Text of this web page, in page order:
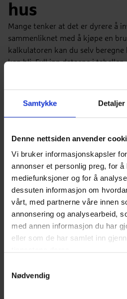
Samtykke Detaljer
Denne nettsiden anvender
Vi bruker informasjonskapsler
annonser et personlig preg, for
mediefunksjoner og for å
dessuten informasjon om
vårt, med partnerne våre innen
annonsering og analysearbeid,
med annen informasjon du har
eller som de har samlet inn
Nødvendig
hus
Mange tenker at det er dyrere å
sammenliknet med å kjøpe en
kalkulatoren kan du selv beregne
kan bli. Fyll inn dataene i
ønsker å kjøpe?
Bruktboligens
Vet du hvilken